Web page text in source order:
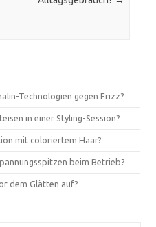
Technologien gegen Frizz?
in einer Styling-Session?
mit coloriertem Haar?
beim Betrieb?
dem Glätten auf?